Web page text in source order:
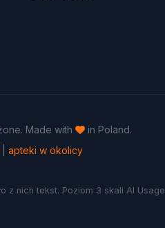
Made with
in Poland.
apteki w okolicy
z nich tekst. Poziom 3 skali AI Usage